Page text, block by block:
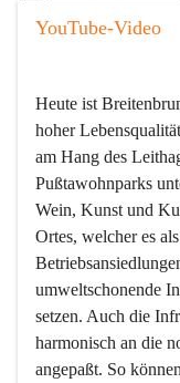
YouTube-Video
Heute ist
hoher
am Hang des
Pußtawohnparks
Wein, Kunst und
Ortes, welcher es
umweltschonende
setzen. Auch die
harmonisch an die
angepaßt. So